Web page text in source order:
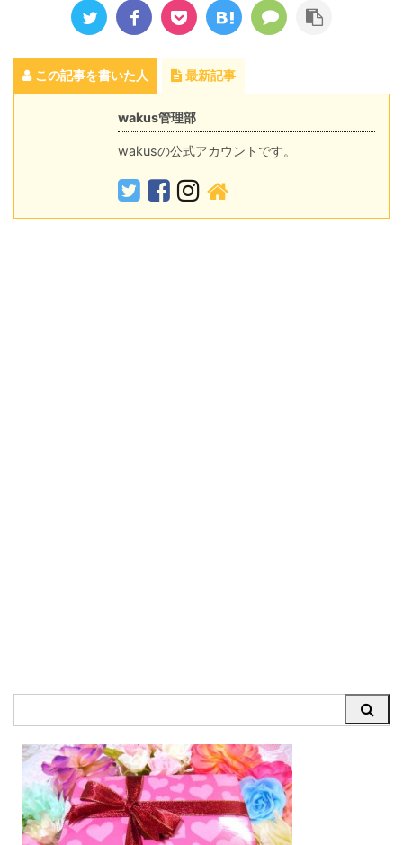
この記事を書いた人 最新記事
wakus管理部
wakusの公式アカウントです。